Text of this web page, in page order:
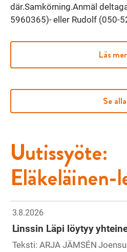
där.Samkörning.Anmäl
5960365)- eller Rudolf (050-
Läs
Se alla
Uutissyöte:
Eläkeläinen-
3.8.2026
Linssin Läpi löytyy
Teksti: ARJA JÄMSÉN